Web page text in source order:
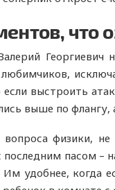
что
если выстроить
выше по флангу,
физики,
последним пасом –
удобнее, когда